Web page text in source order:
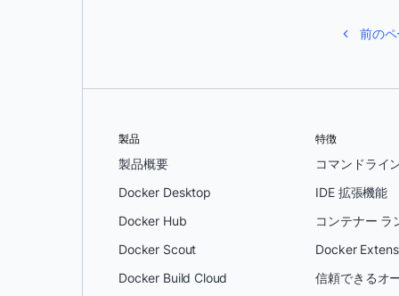
前の
製品
製品概要
Docker Desktop
Docker Hub
Docker Scout
Docker Build Cloud
特徴
コマンドライ
IDE 拡張機能
コンテナー ラ
Docker
信頼できるオ